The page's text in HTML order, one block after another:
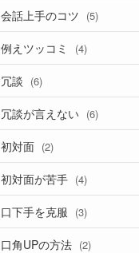
会話上手のコツ (5)
例えツッコミ (4)
冗談 (6)
冗談が言えない (6)
初対面 (2)
初対面が苦手 (4)
口下手を克服 (3)
口角UPの方法 (2)